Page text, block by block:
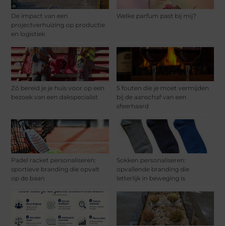
De impact van een
projectverhuizing op productie
en logistiek
Welke parfum past bij mij?
Zó bereid je je huis voor op een
bezoek van een dakspecialist
5 fouten die je moet vermijden
bij de aanschaf van een
sfeerhaard
Padel racket personaliseren:
sportieve branding die opvalt
op de baan
Sokken personaliseren:
opvallende branding die
letterlijk in beweging is